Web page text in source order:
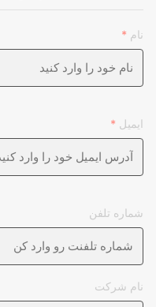
نام *
ایمیل *
شماره تلفن
نام شرکت